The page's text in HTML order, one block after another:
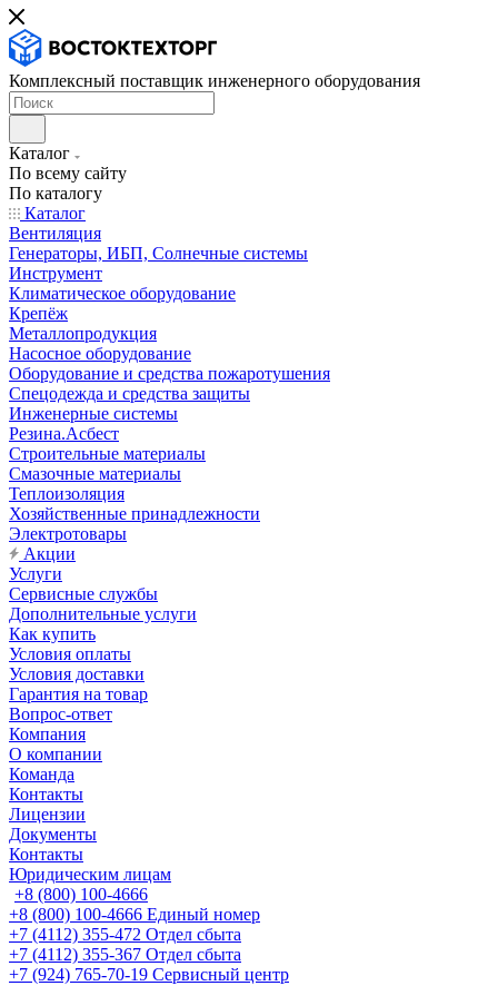
Комплексный поставщик инженерного оборудования
Каталог
По всему сайту
По каталогу
Каталог
Вентиляция
Генераторы, ИБП, Солнечные системы
Инструмент
Климатическое оборудование
Крепёж
Металлопродукция
Насосное оборудование
Оборудование и средства пожаротушения
Спецодежда и средства защиты
Инженерные системы
Резина.Асбест
Строительные материалы
Смазочные материалы
Теплоизоляция
Хозяйственные принадлежности
Электротовары
Акции
Услуги
Сервисные службы
Дополнительные услуги
Как купить
Условия оплаты
Условия доставки
Гарантия на товар
Вопрос-ответ
Компания
О компании
Команда
Контакты
Лицензии
Документы
Контакты
Юридическим лицам
+8 (800) 100-4666
+8 (800) 100-4666 Единый номер
+7 (4112) 355-472 Отдел сбыта
+7 (4112) 355-367 Отдел сбыта
+7 (924) 765-70-19 Сервисный центр